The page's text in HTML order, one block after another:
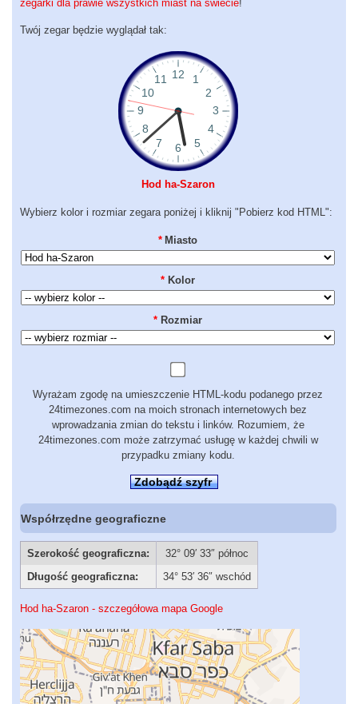
zegarki dla prawie wszystkich miast na świecie!
Twój zegar będzie wyglądał tak:
Hod ha-Szaron
Wybierz kolor i rozmiar zegara poniżej i kliknij "Pobierz kod HTML":
* Miasto
* Kolor
* Rozmiar
Wyrażam zgodę na umieszczenie HTML-kodu podanego przez
24timezones.com na moich stronach internetowych bez
wprowadzania zmian do tekstu i linków. Rozumiem, że
24timezones.com może zatrzymać usługę w każdej chwili w
przypadku zmiany kodu.
Zdobądź szyfr
Współrzędne geograficzne
Szerokość geograficzna:
32° 09′ 33″ północ
Długość geograficzna:
34° 53′ 36″ wschód
Hod ha-Szaron - szczegółowa mapa Google